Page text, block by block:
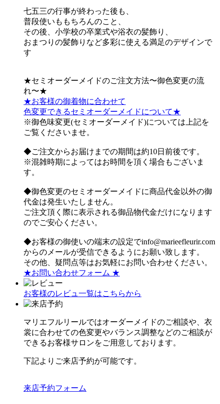
七五三の行事が終わった後も、
普段使いももちろんのこと、
その後、小学校の卒業式や浴衣の髪飾り、
おまつりの髪飾りなど多彩に使える満足のデザインで
す
★セミオーダーメイドのご注文方法〜御色変更の流
れ〜★
★お客様の御着物に合わせて
色変更できるセミオーダーメイドについて★
※御色味変更(セミオーダーメイド)については上記を
ご覧くださいませ。
◆ご注文からお届けまでの期間は約10日前後です。
※混雑時期によってはお時間を頂く場合もございま
す。
◆御色変更のセミオーダーメイドに商品代金以外の御
代金は発生いたしません。
ご注文頂く際に表示される御品物代金だけになります
のでご安心ください。
◆お客様の御使いの端末の設定でinfo@marieefleurir.com
からのメールが受信できるようにお願い致します。
その他、疑問点等はお気軽にお問い合わせください。
★お問い合わせフォーム ★
お客様のレビュ一覧はこちらから
マリエフルリールではオーダーメイドのご相談や、衣
裳に合わせての色変更やバランス調整などのご相談が
できるお客様サロンをご用意しております。
下記よりご来店予約が可能です。
来店予約フォーム